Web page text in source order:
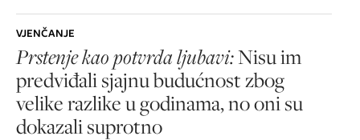
VJENČANJE
Prstenje kao potvrda ljubavi:Nisu im
predviđali sjajnu budućnost zbog
velike razlike u godinama, no oni su
dokazali suprotno